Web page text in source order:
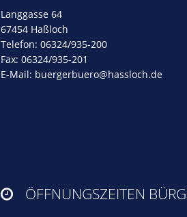
Langgasse 64
67454 Haßloch
Telefon: 06324/935-200
Fax: 06324/935-201
E-Mail: buergerbuero@hassloch.de
 ÖFFNUNGSZEITEN